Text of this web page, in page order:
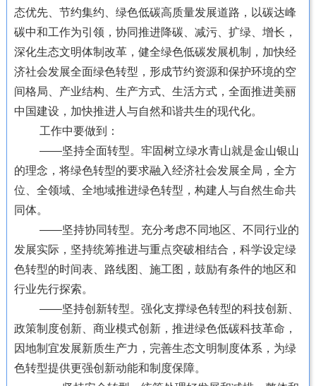
态优先、节约集约、绿色低碳高质量发展道路，以碳达峰
碳中和工作为引领，协同推进降碳、减污、扩绿、增长，
深化生态文明体制改革，健全绿色低碳发展机制，加快经
济社会发展全面绿色转型，形成节约资源和保护环境的空
间格局、产业结构、生产方式、生活方式，全面推进美丽
中国建设，加快推进人与自然和谐共生的现代化。
工作中要做到：
——坚持全面转型。牢固树立绿水青山就是金山银山
的理念，将绿色转型的要求融入经济社会发展全局，全方
位、全领域、全地域推进绿色转型，构建人与自然生命共
同体。
——坚持协同转型。充分考虑不同地区、不同行业的
发展实际，坚持统筹推进与重点突破相结合，科学设定绿
色转型的时间表、路线图、施工图，鼓励有条件的地区和
行业先行探索。
——坚持创新转型。强化支撑绿色转型的科技创新、
政策制度创新、商业模式创新，推进绿色低碳科技革命，
因地制宜发展新质生产力，完善生态文明制度体系，为绿
色转型提供更强创新动能和制度保障。